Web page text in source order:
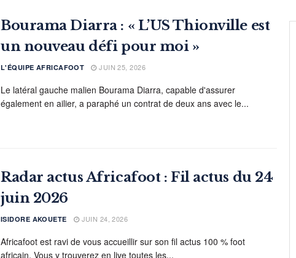
Bourama Diarra : « L’US Thionville est
un nouveau défi pour moi »
L'ÉQUIPE AFRICAFOOT JUIN 25, 2026
Le latéral gauche malien Bourama Diarra, capable d'assurer
également en ailier, a paraphé un contrat de deux ans avec le...
Radar actus Africafoot : Fil actus du 24
juin 2026
ISIDORE AKOUETE JUIN 24, 2026
Africafoot est ravi de vous accueillir sur son fil actus 100 % foot
africain. Vous y trouverez en live toutes les...